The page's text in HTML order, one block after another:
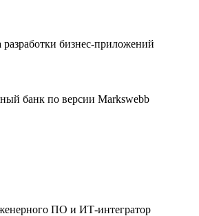
разработки бизнес-приложений
банк по версии Markswebb
ПО и ИТ-интегратор